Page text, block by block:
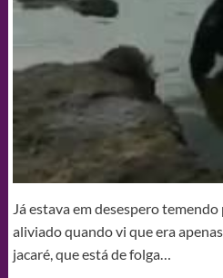
Já estava em desespero
aliviado quando vi que era
jacaré, que está de folga…